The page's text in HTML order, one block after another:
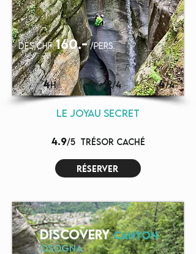
dès chf 160.- /pers.
4H2/44/4
LE JOYAU SECRET
4.9/5 TRÉSOR CACHÉ
réserver
DISCOVERYCANYON
OSOGNA